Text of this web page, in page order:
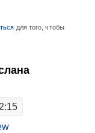
для того, чтобы